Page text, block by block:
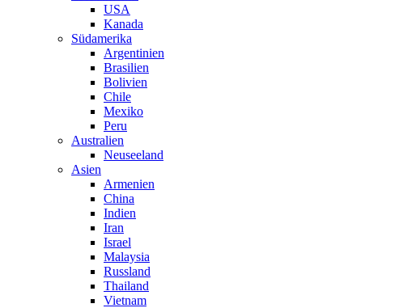
USA
Kanada
Südamerika
Argentinien
Brasilien
Bolivien
Chile
Mexiko
Peru
Australien
Neuseeland
Asien
Armenien
China
Indien
Iran
Israel
Malaysia
Russland
Thailand
Vietnam